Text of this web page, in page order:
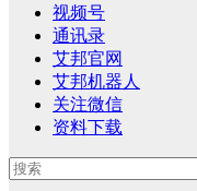
视频号
通讯录
艾邦官网
艾邦机器人
关注微信
资料下载